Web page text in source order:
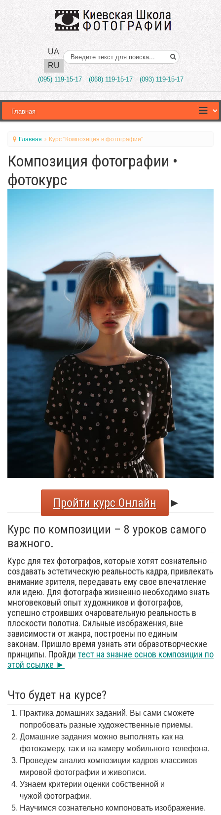
UA
RU
Поиск..
(095) 119-15-17 (068) 119-15-17 (093) 119-15-17
Главная Курс "Композиция в фотографии"
Композиция фотографии •
фотокурс
Пройти курс Онлайн
►
Курс по композиции – 8 уроков самого
важного.
Курс для тех фотографов, которые хотят сознательно
создавать эстетическую реальность кадра, привлекать
внимание зрителя, передавать ему свое впечатление
или идею. Для фотографа жизненно необходимо знать
многовековый опыт художников и фотографов,
успешно строивших очаровательную реальность в
плоскости полотна. Сильные изображения, вне
зависимости от жанра, построены по единым
законам. Пришло время узнать эти образотворческие
принципы. Пройди тест на знание основ композиции по
этой ссылке ►
Что будет на курсе?
Практика домашних заданий. Вы сами сможете
попробовать разные художественные приемы.
Домашние задания можно выполнять как на
фотокамеру, так и на камеру мобильного телефона.
Проведем анализ композиции кадров классиков
мировой фотографии и живописи.
Узнаем критерии оценки собственной и
чужой фотографии.
Научимся сознательно компоновать изображение.